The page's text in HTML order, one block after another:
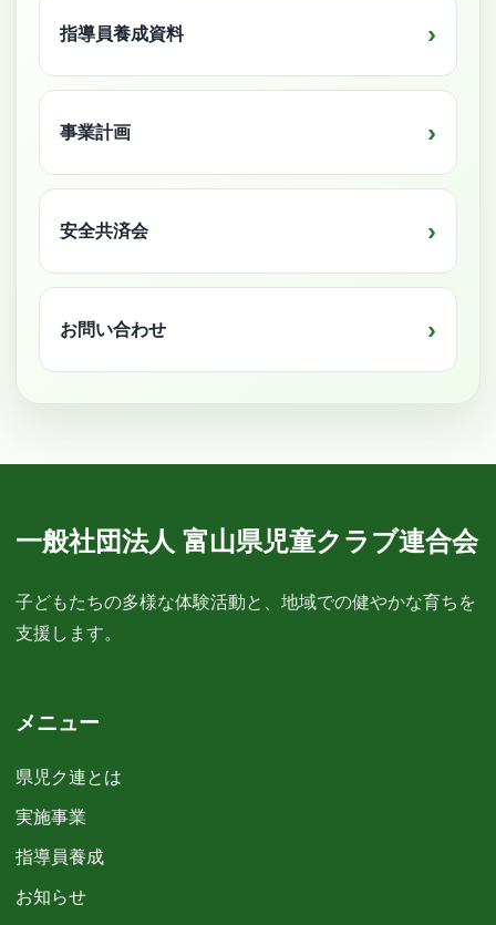
指導員養成資料
事業計画
安全共済会
お問い合わせ
一般社団法人 富山県児童クラブ連合会
子どもたちの多様な体験活動と、地域での健やかな育ちを
支援します。
メニュー
県児ク連とは
実施事業
指導員養成
お知らせ